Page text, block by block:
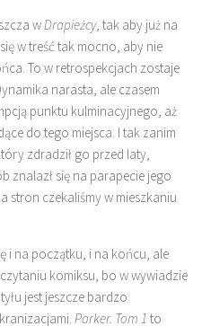
wDrapieżcy, tak aby już na
w treść tak mocno, aby nie
To w retrospekcjach zostaje
narasta, ale czasem
punktu kulminacyjnego, aż
do tego miejsca. I tak zanim
zdradził go przed laty,
znalazł się na parapecie jego
stron czekaliśmy w mieszkaniu
i na początku, i na końcu, ale
komiksu, bo w wywiadzie
jest jeszcze bardzo
Parker. Tom 1 to